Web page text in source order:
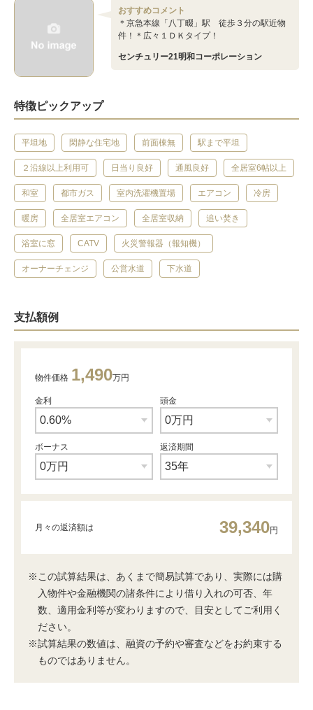
おすすめコメント
＊京急本線「八丁畷」駅 徒歩３分の駅近物
件！＊広々１ＤＫタイプ！
センチュリー21明和コーポレーション
特徴ピックアップ
平坦地 閑静な住宅地 前面棟無 駅まで平坦
２沿線以上利用可 日当り良好 通風良好 全居室6帖以上
和室 都市ガス 室内洗濯機置場 エアコン 冷房
暖房 全居室エアコン 全居室収納 追い焚き
浴室に窓 CATV 火災警報器（報知機）
オーナーチェンジ 公営水道 下水道
支払額例
物件価格 1,490万円
金利 頭金
ボーナス 返済期間
月々の返済額は 39,340円
※この試算結果は、あくまで簡易試算であり、実際には購
入物件や金融機関の諸条件により借り入れの可否、年
数、適用金利等が変わりますので、目安としてご利用く
ださい。
※試算結果の数値は、融資の予約や審査などをお約束する
ものではありません。